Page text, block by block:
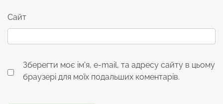
Сайт
Зберегти моє ім'я, e-mail, та адресу сайту в цьому
браузері для моїх подальших коментарів.